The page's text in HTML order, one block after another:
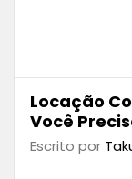
Locação
Você
Escrito por